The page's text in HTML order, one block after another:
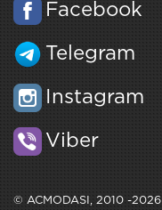
Facebook
Telegram
Instagram
Viber
© ACMODASI, 2010 -2026